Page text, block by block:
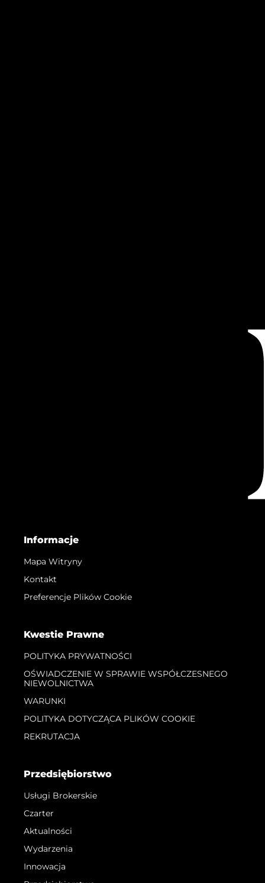
Informacje
Mapa Witryny
Kontakt
Preferencje Plików Cookie
Kwestie Prawne
POLITYKA PRYWATNOŚCI
OŚWIADCZENIE W SPRAWIE WSPÓŁCZESNEGO
NIEWOLNICTWA
WARUNKI
POLITYKA DOTYCZĄCA PLIKÓW COOKIE
REKRUTACJA
Przedsiębiorstwo
Usługi Brokerskie
Czarter
Aktualności
Wydarzenia
Innowacja